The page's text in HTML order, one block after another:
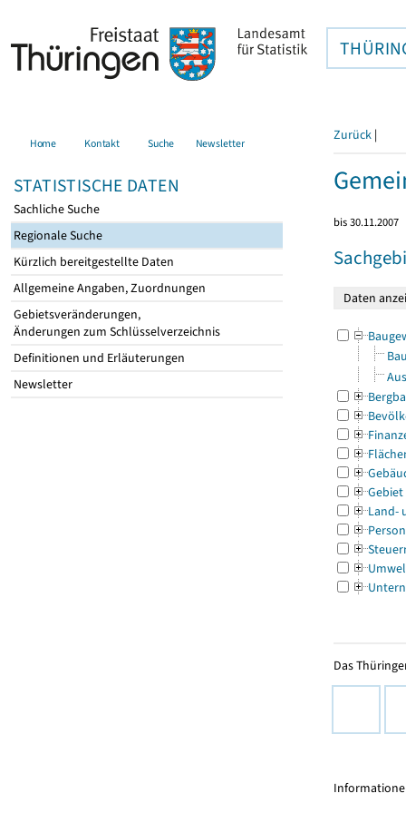
Home Kontakt Suche Newsletter
STATISTISCHE DATEN
Sachliche Suche
Regionale Suche
Kürzlich bereitgestellte Daten
Allgemeine Angaben, Zuordnungen
Gebietsveränderungen,
Änderungen zum Schlüsselverzeichnis
Definitionen und Erläuterungen
Newsletter
Zurück |
bis 30.11.2007
Gebiet
Land-
Das